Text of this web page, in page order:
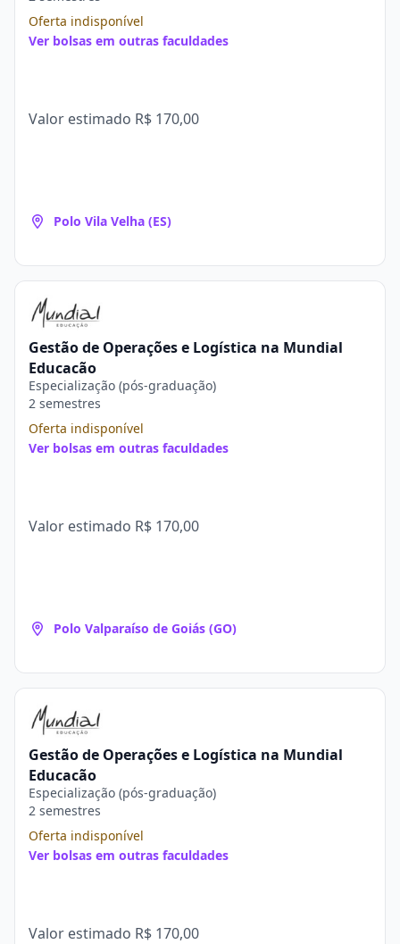
Oferta indisponível
Ver bolsas em outras faculdades
Valor estimado R$ 170,00
Polo Vila Velha (ES)
Gestão de Operações e Logística na Mundial
Educação
Especialização (pós-graduação)
2 semestres
Oferta indisponível
Ver bolsas em outras faculdades
Valor estimado R$ 170,00
Polo Valparaíso de Goiás (GO)
Gestão de Operações e Logística na Mundial
Educação
Especialização (pós-graduação)
2 semestres
Oferta indisponível
Ver bolsas em outras faculdades
Valor estimado R$ 170,00